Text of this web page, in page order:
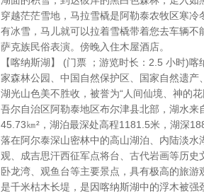
穿越茫茫雪地，马拉雪橇是阿勒泰农牧区寒
有冰雪，马儿就可以拉着雪橇带着您去车辆
萨克族民俗表演。傍晚入住木屋酒店。
【喀纳斯湖】 (门票 ；游览时长：2.5 小时)
家森林公园、中国自然保护区、国家自然遗产
湖光山色美不胜收，被誉为“人间仙境、神的
吾尔自治区阿勒泰地区布尔津县北部，湖水
45.73㎞²，湖泊最深处高程1181.5米，湖深
落在阿尔泰深山密林中的高山湖泊、内陆淡
观、成吉思汗西征军点将台、古代岩画等历史
卧龙湾、观鱼台等主要景点，具有极高的旅
是千米枯木长堤，是因喀纳斯湖中的浮木被强